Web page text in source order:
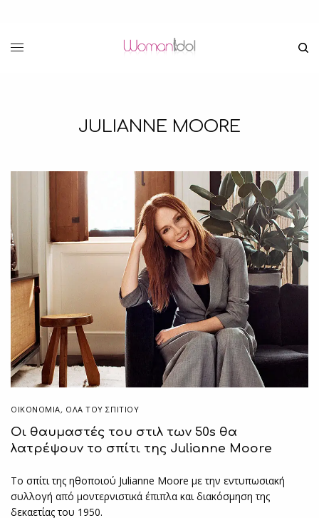
JULIANNE MOORE
ΟΙΚΟΝΟΜΙΑ, ΌΛΑ ΤΟΥ ΣΠΙΤΙΟΥ
Οι θαυμαστές του στιλ των 50s θα
λατρέψουν το σπίτι της Julianne Moore
Το σπίτι της ηθοποιού Julianne Moore με την εντυπωσιακή
συλλογή από μοντερνιστικά έπιπλα και διακόσμηση της
δεκαετίας του 1950.